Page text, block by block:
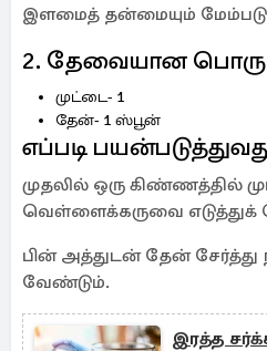
இளமைத் தன்மையும்
2. தேவையான
முட்டை- 1
தேன்- 1 ஸ்பூன்
எப்படி
முதலில் ஒரு கிண்ணத்தில்
வெள்ளைக்கருவை
பின் அத்துடன் தேன்
வேண்டும்.
இரத்த